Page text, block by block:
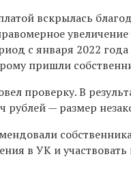
вскрылась
с января 2022
пришли
проверку. В
рублей — размер
в УК и